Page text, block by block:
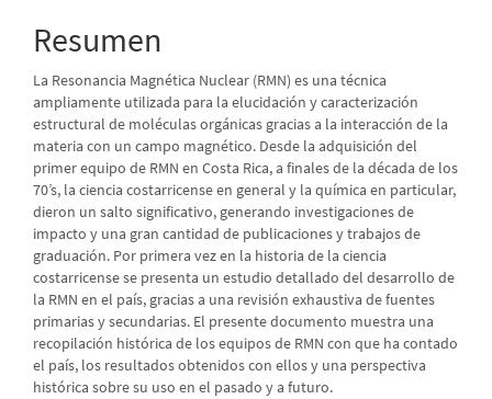
Resumen
La Resonancia Magnética Nuclear (RMN) es una técnica
ampliamente utilizada para la elucidación y caracterización
estructural de moléculas orgánicas gracias a la interacción de la
materia con un campo magnético. Desde la adquisición del
primer equipo de RMN en Costa Rica, a finales de la década de los
70’s, la ciencia costarricense en general y la química en particular,
dieron un salto significativo, generando investigaciones de
impacto y una gran cantidad de publicaciones y trabajos de
graduación. Por primera vez en la historia de la ciencia
costarricense se presenta un estudio detallado del desarrollo de
la RMN en el país, gracias a una revisión exhaustiva de fuentes
primarias y secundarias. El presente documento muestra una
recopilación histórica de los equipos de RMN con que ha contado
el país, los resultados obtenidos con ellos y una perspectiva
histórica sobre su uso en el pasado y a futuro.